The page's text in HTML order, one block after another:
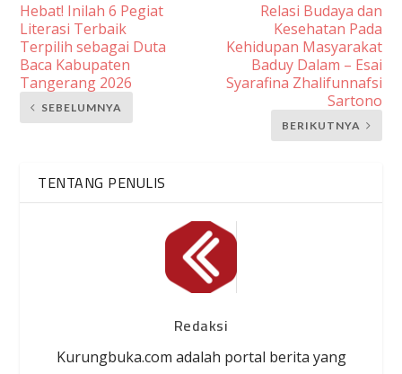
Hebat! Inilah 6 Pegiat
Literasi Terbaik
Terpilih sebagai Duta
Baca Kabupaten
Tangerang 2026
SEBELUMNYA
Relasi Budaya dan
Kesehatan Pada
Kehidupan Masyarakat
Baduy Dalam – Esai
Syarafina Zhalifunnafsi
Sartono
BERIKUTNYA
TENTANG PENULIS
Redaksi
Kurungbuka.com adalah portal berita yang